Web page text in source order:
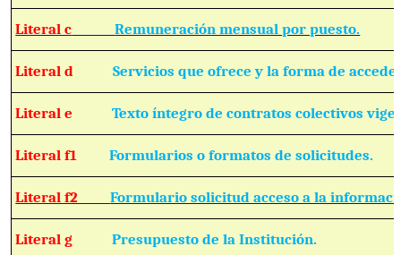
Literal c Remuneración mensual por puesto.
Literal dServicios que ofrece y la forma de
Literal eTexto íntegro de contratos colectivos
Literal f1Formularios o formatos de solicitudes.
Literal f2Formulario solicitud acceso a la
Literal gPresupuesto de la Institución.